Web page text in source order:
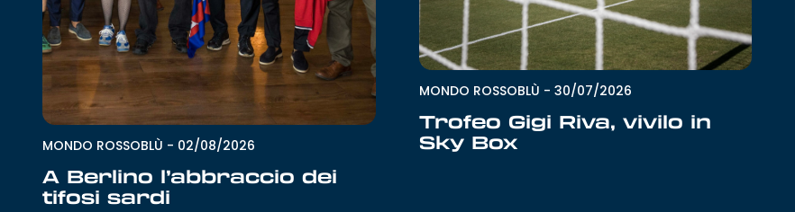
MONDO ROSSOBLÙ - 02/08/2026
A Berlino l’abbraccio dei
tifosi sardi
MONDO ROSSOBLÙ - 30/07/2026
Trofeo Gigi Riva, vivilo in
Sky Box